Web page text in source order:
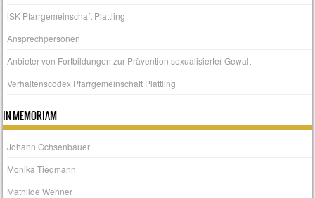
iSK Pfarrgemeinschaft Plattling
Ansprechpersonen
Anbieter von Fortbildungen zur Prävention sexualisierter Gewalt
Verhaltenscodex Pfarrgemeinschaft Plattling
IN MEMORIAM
Johann Ochsenbauer
Monika Tiedmann
Mathilde Wehner